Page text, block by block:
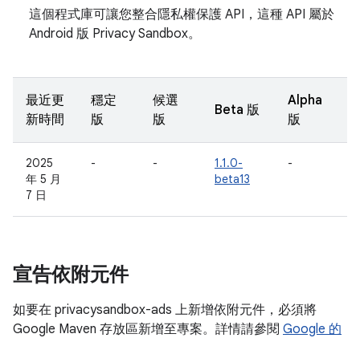
這個程式庫可讓您整合隱私權保護 API，這種 API 屬於
Android 版 Privacy Sandbox。
最近更
新時間
穩定
版
候選
版
Beta 版
Alpha
版
2025
年 5 月
7 日
- -
1.1.0-
beta13
-
宣告依附元件
如要在 privacysandbox-ads 上新增依附元件，必須將
Google Maven 存放區新增至專案。詳情請參閱 Google 的